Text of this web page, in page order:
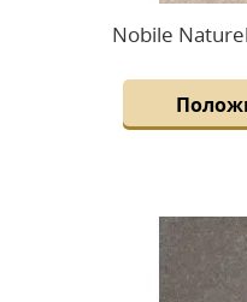
Nobile